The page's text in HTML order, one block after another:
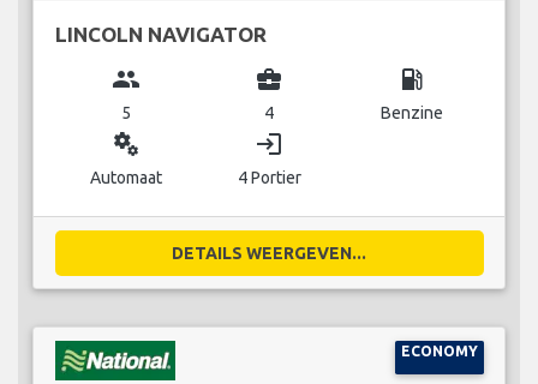
LINCOLN NAVIGATOR
group
5
business_center
4
local_gas_station
Benzine
miscellaneous_services
Automaat
login
4 Portier
DETAILS WEERGEVEN...
ECONOMY